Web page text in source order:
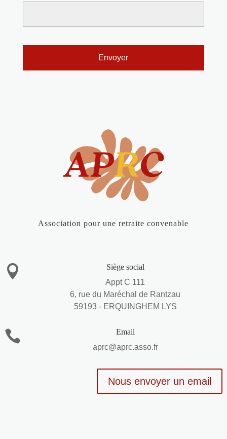
Association pour une retraite convenable

Siège social
Appt C 111
6, rue du Maréchal de Rantzau
59193 - ERQUINGHEM LYS

Email
aprc@aprc.asso.fr
Nous envoyer un email